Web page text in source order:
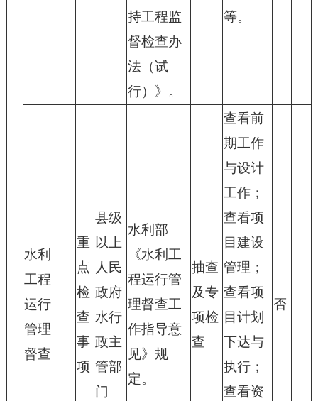
持工程监
督检查办
法（试
行）》。
等。
水利
工程
运行
管理
督查
重
点
检
查
事
项
县级
以上
人民
政府
水行
政主
管部
门
水利部
《水利工
程运行管
理督查工
作指导意
见》规
定。
抽查
及专
项检
查
查看前
期工作
与设计
工作；
查看项
目建设
管理；
查看项
目计划
下达与
执行；
查看资
否